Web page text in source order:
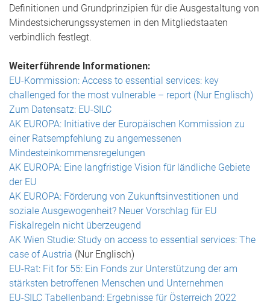
Definitionen und Grundprinzipien für die Ausgestaltung von
Mindestsicherungssystemen in den Mitgliedstaaten
verbindlich festlegt.
Weiterführende Informationen:
EU-Kommission: Access to essential services: key
challenged for the most vulnerable – report (Nur Englisch)
Zum Datensatz: EU-SILC
AK EUROPA: Initiative der Europäischen Kommission zu
einer Ratsempfehlung zu angemessenen
Mindesteinkommensregelungen
AK EUROPA: Eine langfristige Vision für ländliche Gebiete
der EU
AK EUROPA: Förderung von Zukunftsinvestitionen und
soziale Ausgewogenheit? Neuer Vorschlag für EU
Fiskalregeln nicht überzeugend
AK Wien Studie: Study on access to essential services: The
case of Austria (Nur Englisch)
EU-Rat: Fit for 55: Ein Fonds zur Unterstützung der am
stärksten betroffenen Menschen und Unternehmen
EU-SILC Tabellenband: Ergebnisse für Österreich 2022